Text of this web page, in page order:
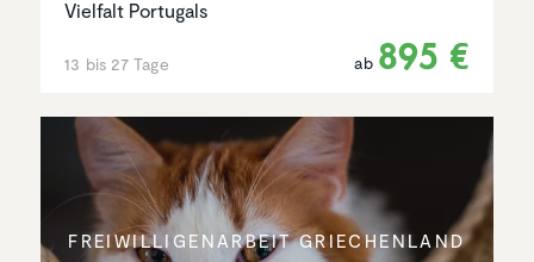
Vielfalt Portugals
13 bis 27 Tage ab 895 €
FREIWIL­LI­GEN­AR­BEIT GRIECHEN­LAND